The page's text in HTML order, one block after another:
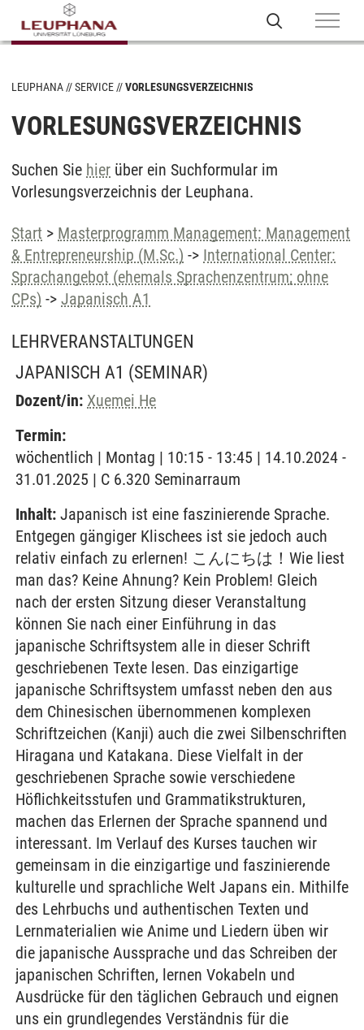
LEUPHANA SERVICE VORLESUNGSVERZEICHNIS
VORLESUNGSVERZEICHNIS
Suchen Sie hier über ein Suchformular im
Vorlesungsverzeichnis der Leuphana.
Start > Masterprogramm Management: Management
& Entrepreneurship (M.Sc.) -> International Center:
Sprachangebot (ehemals Sprachenzentrum; ohne
CPs) -> Japanisch A1
LEHRVERANSTALTUNGEN
JAPANISCH A1 (SEMINAR)
Dozent/in: Xuemei He
Termin:
wöchentlich | Montag | 10:15 - 13:45 | 14.10.2024 -
31.01.2025 | C 6.320 Seminarraum
Inhalt: Japanisch ist eine faszinierende Sprache.
Entgegen gängiger Klischees ist sie jedoch auch
relativ einfach zu erlernen! こんにちは！Wie liest
man das? Keine Ahnung? Kein Problem! Gleich
nach der ersten Sitzung dieser Veranstaltung
können Sie nach einer Einführung in das
japanische Schriftsystem alle in dieser Schrift
geschriebenen Texte lesen. Das einzigartige
japanische Schriftsystem umfasst neben den aus
dem Chinesischen übernommenen komplexen
Schriftzeichen (Kanji) auch die zwei Silbenschriften
Hiragana und Katakana. Diese Vielfalt in der
geschriebenen Sprache sowie verschiedene
Höflichkeitsstufen und Grammatikstrukturen,
machen das Erlernen der Sprache spannend und
interessant. Im Verlauf des Kurses tauchen wir
gemeinsam in die einzigartige und faszinierende
kulturelle und sprachliche Welt Japans ein. Mithilfe
des Lehrbuchs und authentischen Texten und
Lernmaterialien wie Anime und Liedern üben wir
die japanische Aussprache und das Schreiben der
japanischen Schriften, lernen Vokabeln und
Ausdrücke für den täglichen Gebrauch und eignen
uns ein grundlegendes Verständnis für die